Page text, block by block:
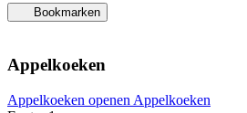
Bookmarken
Appelkoeken
Appelkoeken openen Appelkoeken